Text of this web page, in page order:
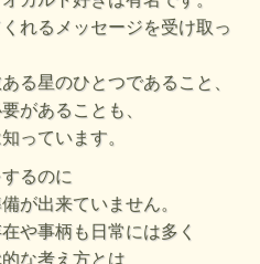
れるメッセージを受け取っ
る星のひとつであること、
があることも、
っています。
るのに
が出来ていません。
や事柄も日常には多く
な考え方とは